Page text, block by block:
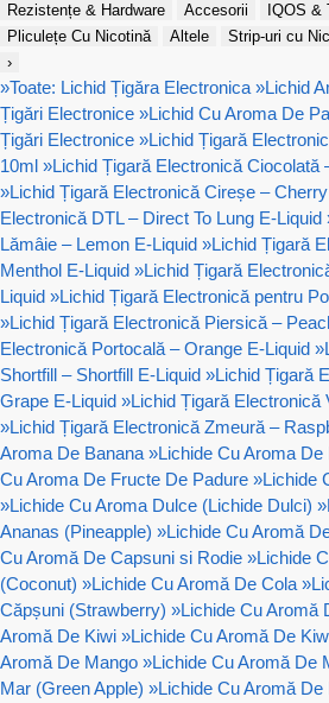
Rezistențe & Hardware
Accesorii
IQOS &
Pliculețe Cu Nicotină
Altele
Strip-uri cu
›
»Toate: Lichid Țigăra Electronica »Lichid
Țigări Electronice »Lichid Cu Aroma De
Țigări Electronice »Lichid Țigară
10ml »Lichid Țigară Electronică Ciocolată
»Lichid Țigară Electronică Cireșe –
Electronică DTL – Direct To Lung E-Liquid
Lămâie – Lemon E-Liquid »Lichid Țigară
Menthol E-Liquid »Lichid Țigară
Liquid »Lichid Țigară Electronică pentru
»Lichid Țigară Electronică Piersică –
Electronică Portocală – Orange E-Liquid »
Shortfill – Shortfill E-Liquid »Lichid Țigară
Grape E-Liquid »Lichid Țigară Electronică
»Lichid Țigară Electronică Zmeură –
Aroma De Banana »Lichide Cu Aroma
Cu Aroma De Fructe De Padure »Lichide
»Lichide Cu Aroma Dulce (Lichide Dulci) »
Ananas (Pineapple) »Lichide Cu Aromă
Cu Aromă De Capsuni si Rodie »Lichide
(Coconut) »Lichide Cu Aromă De Cola »
Căpșuni (Strawberry) »Lichide Cu Aromă
Aromă De Kiwi »Lichide Cu Aromă De
Aromă De Mango »Lichide Cu Aromă De
Mar (Green Apple) »Lichide Cu Aromă